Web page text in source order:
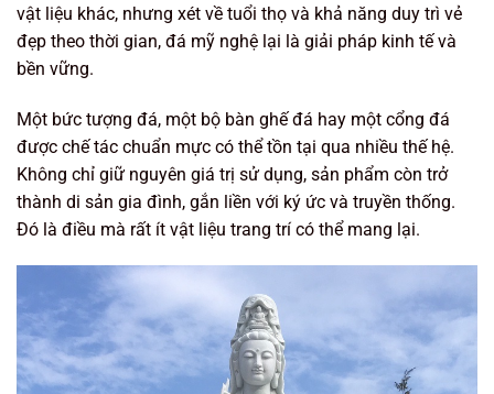
vật liệu khác, nhưng xét về tuổi thọ và khả năng duy trì vẻ
đẹp theo thời gian, đá mỹ nghệ lại là giải pháp kinh tế và
bền vững.
Một bức tượng đá, một bộ bàn ghế đá hay một cổng đá
được chế tác chuẩn mực có thể tồn tại qua nhiều thế hệ.
Không chỉ giữ nguyên giá trị sử dụng, sản phẩm còn trở
thành di sản gia đình, gắn liền với ký ức và truyền thống.
Đó là điều mà rất ít vật liệu trang trí có thể mang lại.